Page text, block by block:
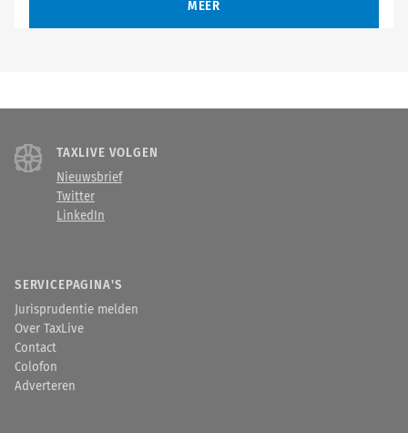
MEER
TAXLIVE VOLGEN
Nieuwsbrief
Twitter
LinkedIn
SERVICEPAGINA'S
Jurisprudentie melden
Over TaxLive
Contact
Colofon
Adverteren